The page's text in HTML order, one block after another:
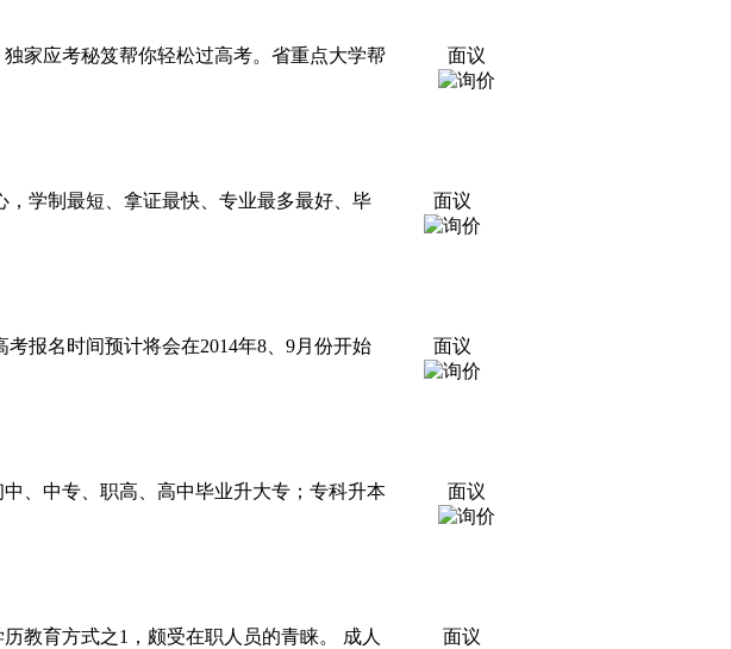
家应考秘笈帮你轻松过高考。省重点大学帮
面议
学制最短、拿证最快、专业最多最好、毕
面议
报名时间预计将会在2014年8、9月份开始
面议
、中专、职高、高中毕业升大专；专科升本
面议
教育方式之1，颇受在职人员的青睐。 成人
面议